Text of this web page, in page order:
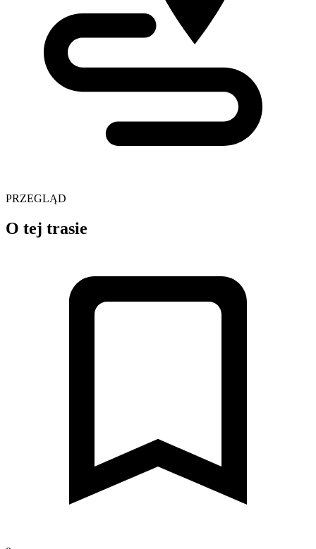
PRZEGLĄD
O tej trasie